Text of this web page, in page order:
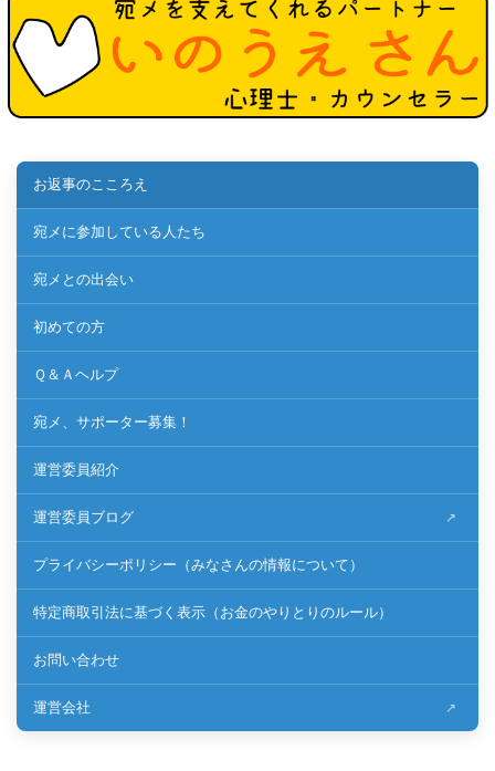
お返事のこころえ
宛メに参加している人たち
宛メとの出会い
初めての方
Ｑ＆Ａヘルプ
宛メ、サポーター募集！
運営委員紹介
運営委員ブログ
プライバシーポリシー（みなさんの情報について）
特定商取引法に基づく表示（お金のやりとりのルール）
お問い合わせ
運営会社